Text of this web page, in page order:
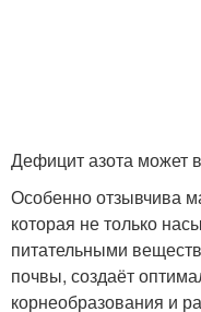
Дефицит азота может
Особенно отзывчива
которая не только
питательными
почвы, создаёт
корнеобразования и